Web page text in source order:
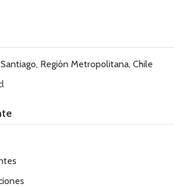
Región Metropolitana, Chile